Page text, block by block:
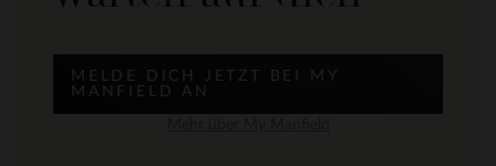
MELDE DICH JETZT BEI MY
MANFIELD AN